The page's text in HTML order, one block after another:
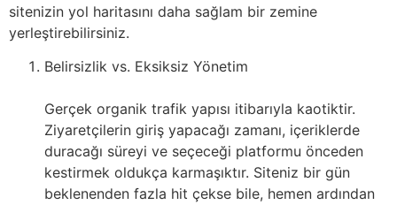
sitenizin yol haritasını daha sağlam bir zemine
yerleştirebilirsiniz.
Belirsizlik vs. Eksiksiz Yönetim
Gerçek organik trafik yapısı itibarıyla kaotiktir.
Ziyaretçilerin giriş yapacağı zamanı, içeriklerde
duracağı süreyi ve seçeceği platformu önceden
kestirmek oldukça karmaşıktır. Siteniz bir gün
beklenenden fazla hit çekse bile, hemen ardından